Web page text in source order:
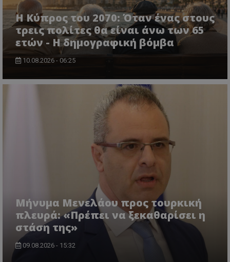
Η Κύπρος του 2070: Όταν ένας στους
τρεις πολίτες θα είναι άνω των 65
ετών - Η δημογραφική βόμβα
10.08.2026 - 06:25
Μήνυμα Μενελάου προς τουρκική
πλευρά: «Πρέπει να ξεκαθαρίσει η
στάση της»
09.08.2026 - 15:32